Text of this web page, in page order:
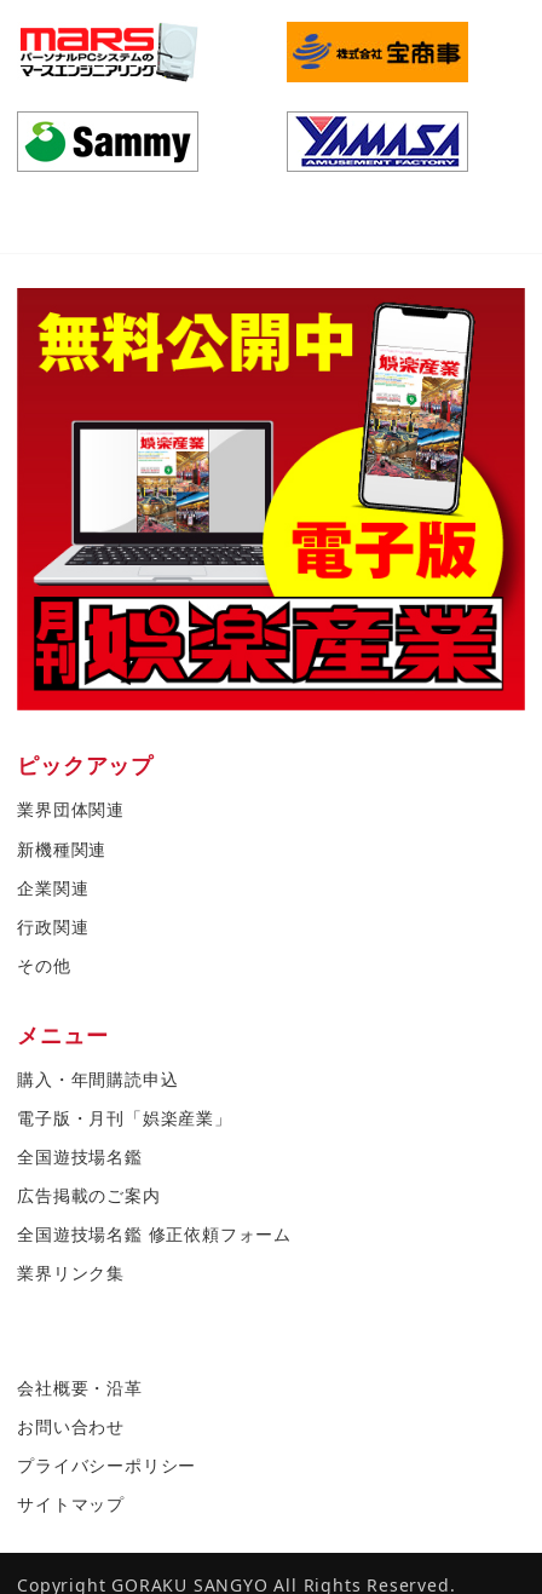
ピックアップ
業界団体関連
新機種関連
企業関連
行政関連
その他
メニュー
購入・年間購読申込
電子版・月刊「娯楽産業」
全国遊技場名鑑
広告掲載のご案内
全国遊技場名鑑 修正依頼フォーム
業界リンク集
会社概要・沿革
お問い合わせ
プライバシーポリシー
サイトマップ
Copyright GORAKU SANGYO All Rights Reserved.